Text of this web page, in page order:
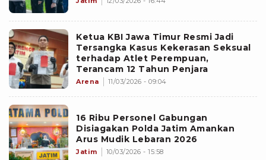
Ketua KBI Jawa Timur Resmi Jadi
Tersangka Kasus Kekerasan Seksual
terhadap Atlet Perempuan,
Terancam 12 Tahun Penjara
Arena 11/03/2026 - 09:04
16 Ribu Personel Gabungan
Disiagakan Polda Jatim Amankan
Arus Mudik Lebaran 2026
Jatim 10/03/2026 - 15:58